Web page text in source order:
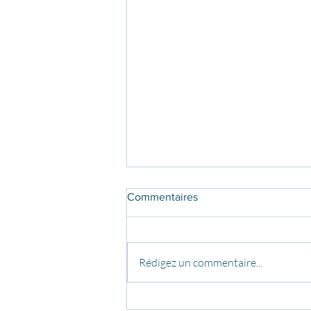
Pole dance à l'extérieur !
Commentaires
Rédigez un commentaire...